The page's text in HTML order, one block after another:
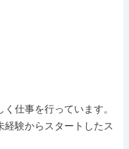
仕事を行っています。
験からスタートしたス